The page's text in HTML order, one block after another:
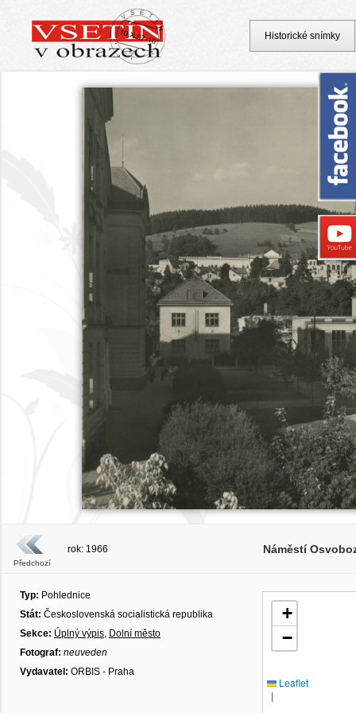
Předchozí
rok: 1966 Náměstí
Typ: Pohlednice
Stát: Československá socialistická republika
Sekce: Úplný výpis, Dolní město
Fotograf: neuveden
Vydavatel: ORBIS - Praha
+
−
Leaflet
|
Historické snímky